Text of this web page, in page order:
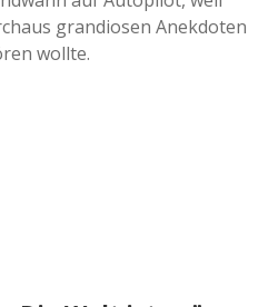
grandiosen Anekdoten
wollte.